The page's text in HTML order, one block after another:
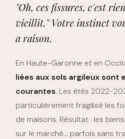
"Oh, ces fissures, c'est
vieillit." Votre instinct
a raison.
En Haute-Garonne et en
liées aux sols argileux sont
courantes. Les étés 2022-
particulièrement fragilisé les
de maisons. Résultat : les
sur le marché… parfois sans